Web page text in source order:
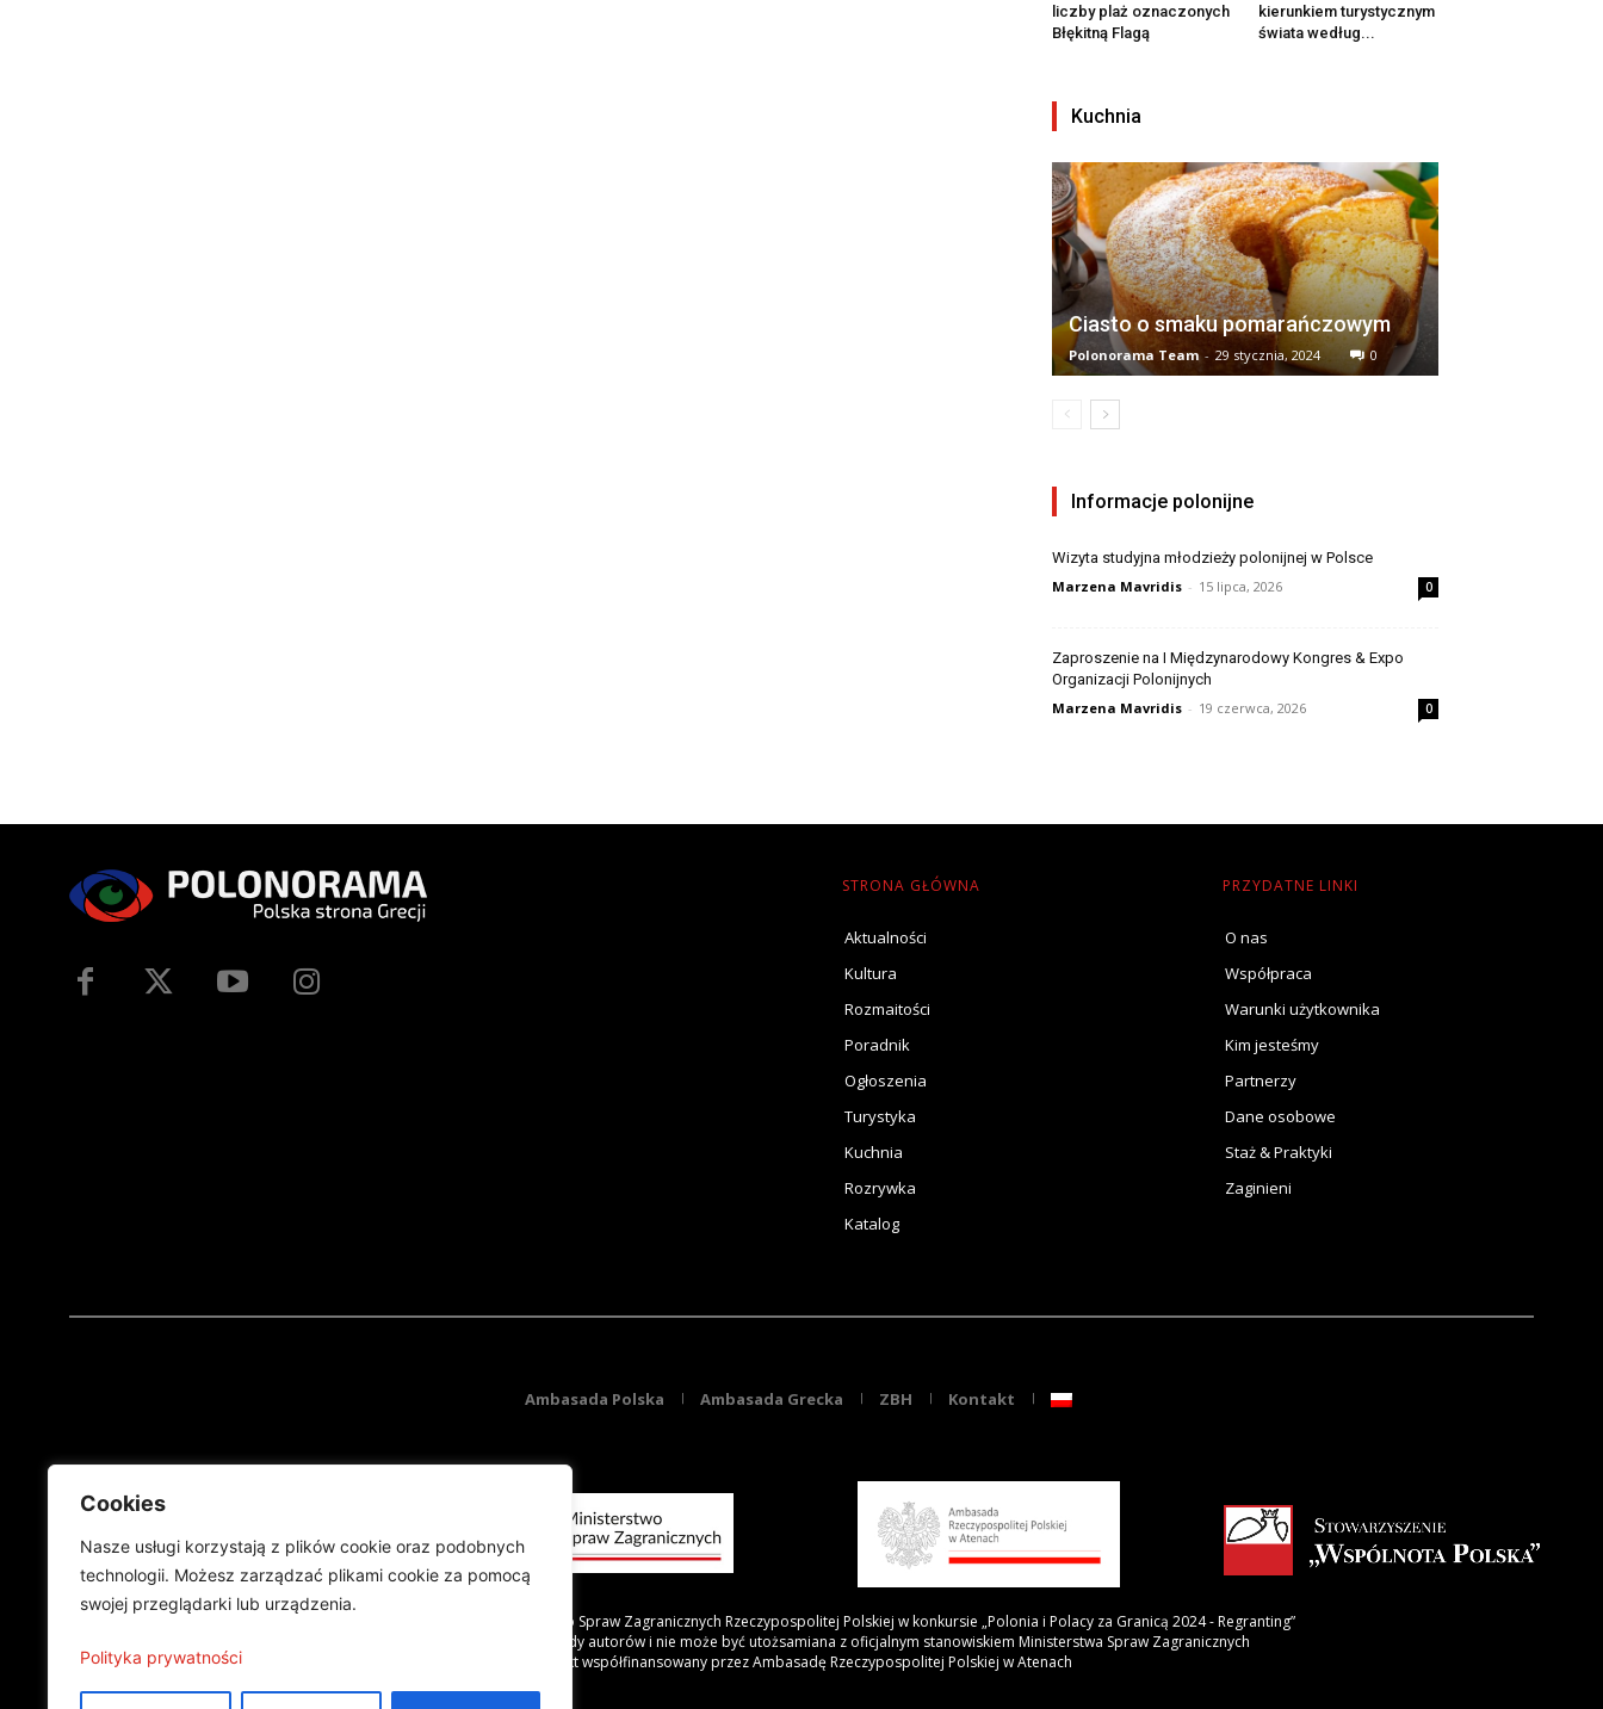
Cookies
Nasze usługi korzystają z plików cookie oraz podobnych
technologii. Możesz zarządzać plikami cookie za pomocą
swojej przeglądarki lub urządzenia.
Polityka prywatności
liczby plaż oznaczonych
Błękitną Flagą
kierunkiem turystycznym
świata według...
Kuchnia
Ciasto o smaku pomarańczowym
Polonorama Team - 29 stycznia, 2024 0
Informacje polonijne
Wizyta studyjna młodzieży polonijnej w Polsce
Marzena Mavridis - 15 lipca, 2026 0
Zaproszenie na I Międzynarodowy Kongres & Expo
Organizacji Polonijnych
Marzena Mavridis - 19 czerwca, 2026 0
STRONA GŁÓWNA
Aktualności
Kultura
Rozmaitości
Poradnik
Ogłoszenia
Turystyka
Kuchnia
Rozrywka
Katalog
PRZYDATNE LINKI
O nas
Współpraca
Warunki użytkownika
Kim jesteśmy
Partnerzy
Dane osobowe
Staż & Praktyki
Zaginieni
Ambasada Polska Ambasada Grecka ZBH Kontakt
Projekt finansowany przez Ministerstwo Spraw Zagranicznych Rzeczypospolitej Polskiej w konkursie „Polonia i Polacy za Granicą 2024 - Regranting”
Publikacja wyraża jedynie poglądy autorów i nie może być utożsamiana z oficjalnym stanowiskiem Ministerstwa Spraw Zagranicznych
Projekt współfinansowany przez Ambasadę Rzeczypospolitej Polskiej w Atenach